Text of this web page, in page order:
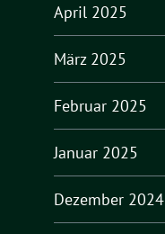
April 2025
März 2025
Februar 2025
Januar 2025
Dezember 2024